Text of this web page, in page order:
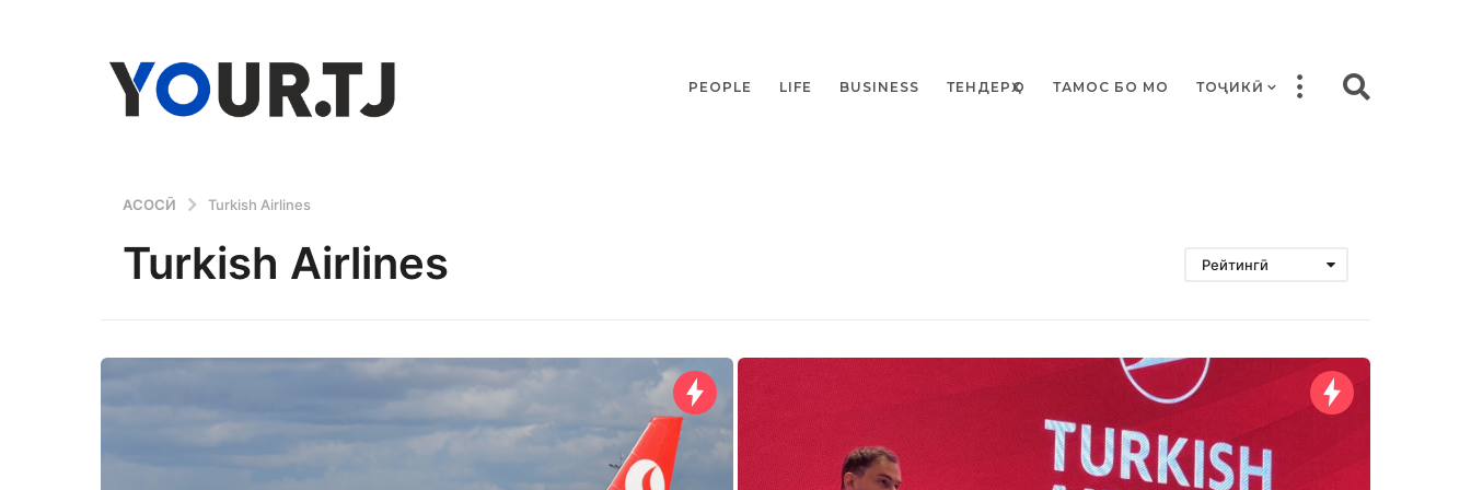
PEOPLE LIFE BUSINESS ТЕНДЕРҲО ТАМОС БО МО ТОҶИКӢ
АСОСӢ Turkish Airlines
Turkish Airlines Рейтингӣ